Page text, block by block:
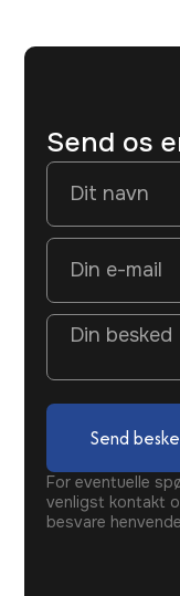
Send os
Send
For eventuelle
venligst kontakt
besvare